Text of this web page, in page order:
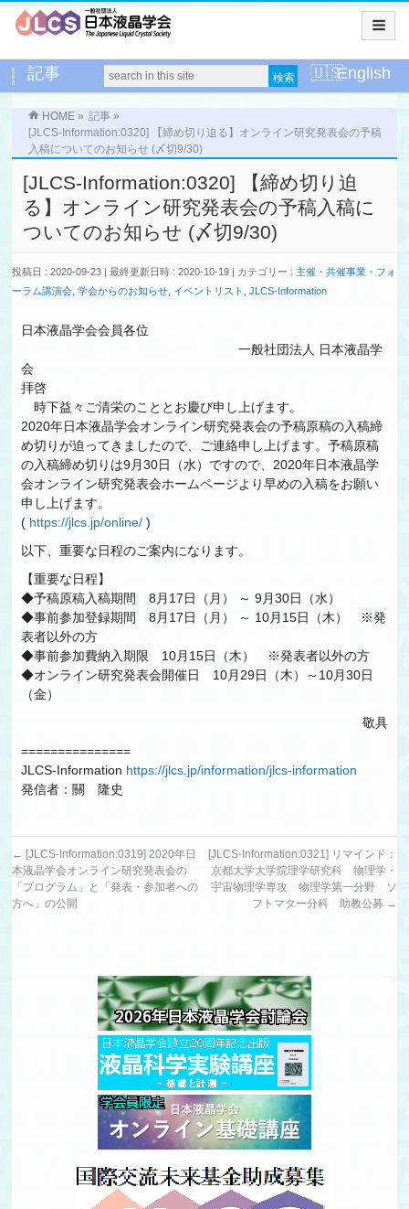
記事 English
HOME » 記事 »
[JLCS-Information:0320] 【締め切り迫る】オンライン研究発表会の予稿
入稿についてのお知らせ (〆切9/30)
[JLCS-Information:0320] 【締め切り迫
る】オンライン研究発表会の予稿入稿に
ついてのお知らせ (〆切9/30)
投稿日 : 2020-09-23 最終更新日時 : 2020-10-19 カテゴリー :主催・共催事業・フォ
ーラム講演会 ,学会からのお知らせ イベントリスト ,JLCS-Information
日本液晶学会会員各位
一般社団法人 日本液晶学
会
拝啓
時下益々ご清栄のこととお慶び申し上げます。
2020年日本液晶学会オンライン研究発表会の予稿原稿の入稿締
め切りが迫ってきましたので、ご連絡申し上げます。予稿原稿
の入稿締め切りは9月30日（水）ですので、2020年日本液晶学
会オンライン研究発表会ホームページより早めの入稿をお願い
申し上げます。
( https://jlcs.jp/online/ )
以下、重要な日程のご案内になります。
【重要な日程】
◆予稿原稿入稿期間 8月17日（月） ～ 9月30日（水）
◆事前参加登録期間 8月17日（月） ～ 10月15日（木） ※発
表者以外の方
◆事前参加費納入期限 10月15日（木） ※発表者以外の方
◆オンライン研究発表会開催日 10月29日（木）～10月30日
（金）
敬具
===============
JLCS-Information https://jlcs.jp/information/jlcs-information
発信者：關 隆史
← [JLCS-Information:0319] 2020年日
本液晶学会オンライン研究発表会の
「プログラム」と「発表・参加者への
方へ」の公開
[JLCS-Information:0321] リマインド：
京都大学大学院理学研究科 物理学・
宇宙物理学専攻 物理学第一分野 ソ
フトマター分科 助教公募 →